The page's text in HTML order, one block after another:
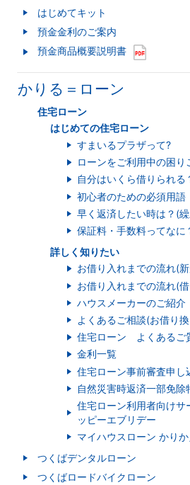
はじめてキット
預金金利のご案内
預金商品概要説明書
かりる＝ローン
住宅ローン
はじめての住宅ローン
すまいるプラザって?
ローンをご利用中の困り
自分はいくら借りられる
初心者のための必須用語
早く返済したい時は？(
保証料・手数料ってなに
詳しく知りたい
お借り入れまでの流れ(
お借り入れまでの流れ(
ハウスメーカーのご紹介
よくあるご相談(お借り
住宅ローン よくあるご
金利一覧
住宅ローン事前審査申し
自然災害時返済一部免除
住宅ローン利用者向け
ッピーエブリデー
マイハウスローン かり
つくばデンタルローン
つくばロードバイクローン